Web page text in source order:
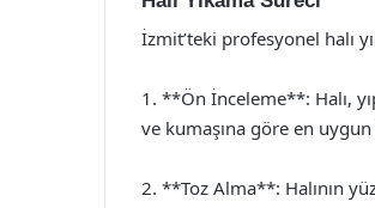
İzmit’teki profesyonel halı
1. **Ön İnceleme**: Halı,
ve kumaşına göre en
2. **Toz Alma**: Halının